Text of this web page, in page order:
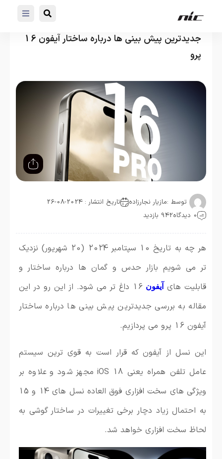
جدیدترین پیش بینی ها درباره ساختار آیفون 16
پرو
توسط :مازیار نجارزاده
تاریخ انتشار : 2024-08-26
0 دیدگاه
942 بازدید
هر چه به تاریخ 10 سپتامبر 2024 (20 شهریور) نزدیک
تر می شویم بازار حدس و گمان ها درباره ساختار و
قابلیت های آیفون
16 داغ تر می شود. از این رو در این
مقاله به بررسی جدیدترین پیش بینی ها درباره ساختار
آیفون 16 پرو می پردازیم.
این نسل از آیفون که قرار است به قوی ترین سیستم
عامل تلفن همراه یعنی iOS 18 مجهز شود و علاوه بر
ویژگی های سخت افزاری فوق العاده نسل های 14 و 15
به احتمال زیاد دچار برخی تغییرات در ساختار گوشی به
لحاظ سخت افزاری خواهد شد.